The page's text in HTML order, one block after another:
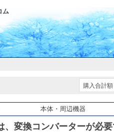
ム
購入合計額
本体・周辺機器
変換コンバーターが必要